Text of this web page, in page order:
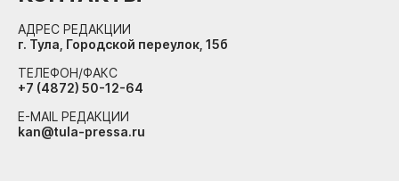
АДРЕС РЕДАКЦИИ
г. Тула, Городской переулок, 15б
ТЕЛЕФОН/ФАКС
+7 (4872) 50-12-64
E-MAIL РЕДАКЦИИ
kan@tula-pressa.ru